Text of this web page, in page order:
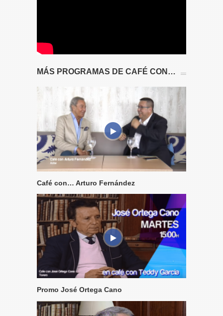
MÁS PROGRAMAS DE CAFÉ CON…
Café con… Arturo Fernández
Promo José Ortega Cano